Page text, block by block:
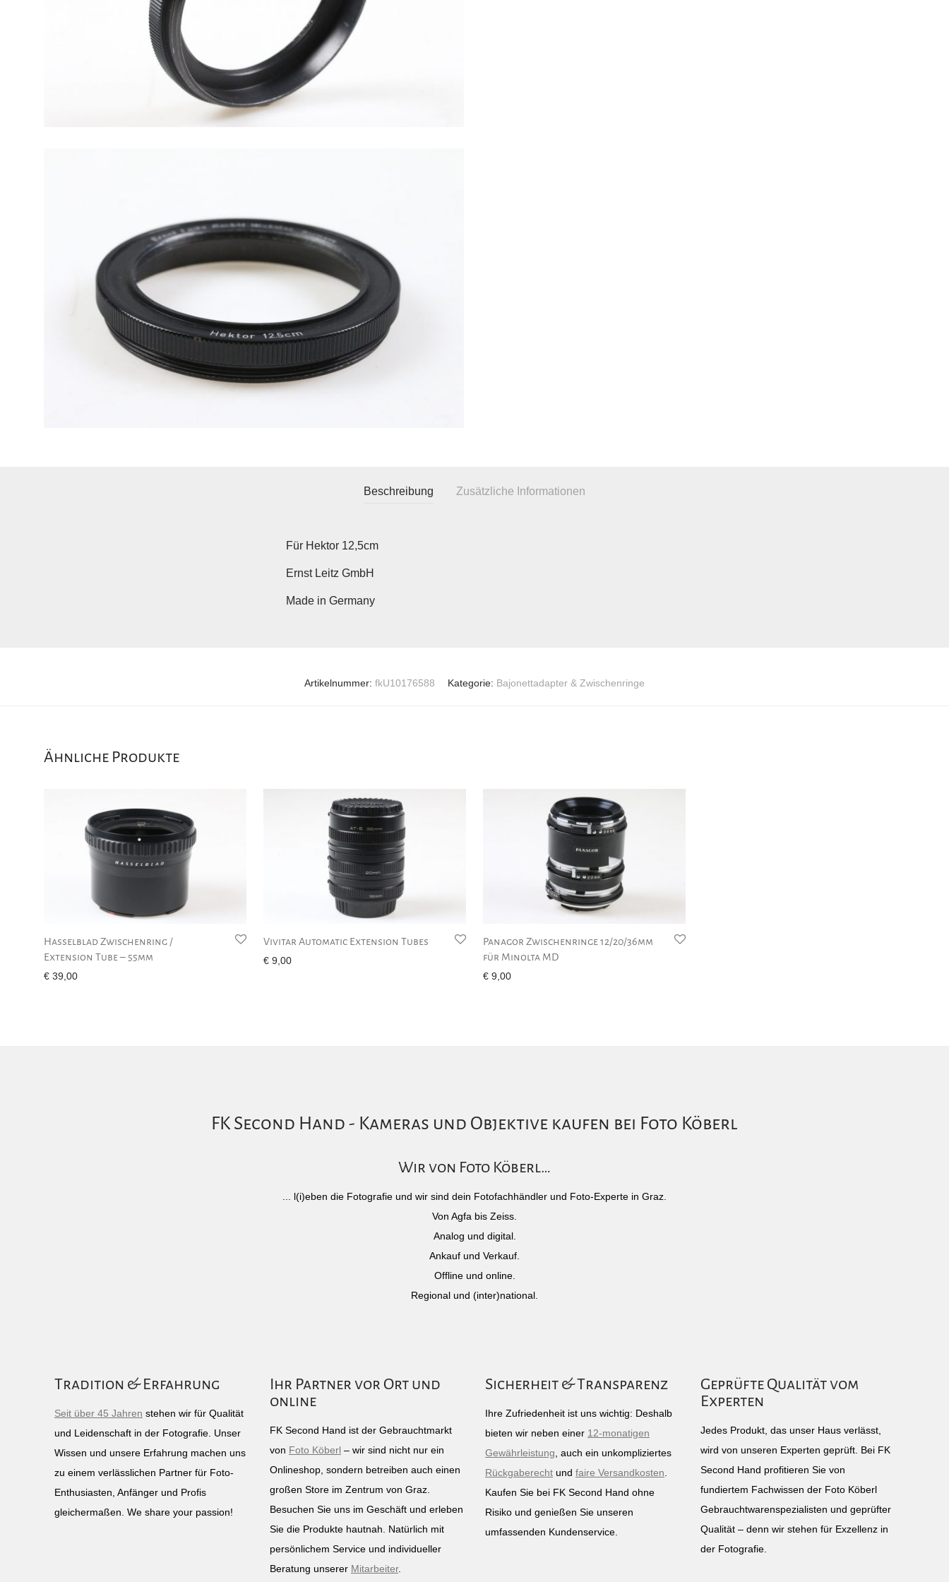
Beschreibung Zusätzliche Informationen
Für Hektor 12,5cm
Ernst Leitz GmbH
Made in Germany
Artikelnummer: fkU10176588 Kategorie: Bajonettadapter & Zwischenringe
Ähnliche Produkte
Hasselblad Zwischenring /
Extension Tube – 55mm
€ 39,00
Vivitar Automatic Extension Tubes
€ 9,00
Panagor Zwischenringe 12/20/36mm
für Minolta MD
€ 9,00
FK Second Hand - Kameras und Objektive kaufen bei Foto Köberl
Wir von Foto Köberl…
... l(i)eben die Fotografie und wir sind dein Fotofachhändler und Foto-Experte in Graz.
Von Agfa bis Zeiss.
Analog und digital.
Ankauf und Verkauf.
Offline und online.
Regional und (inter)national.
Tradition & Erfahrung
Seit über 45 Jahren stehen wir für Qualität
und Leidenschaft in der Fotografie. Unser
Wissen und unsere Erfahrung machen uns
zu einem verlässlichen Partner für Foto-
Enthusiasten, Anfänger und Profis
gleichermaßen. We share your passion!
Ihr Partner vor Ort und
online
FK Second Hand ist der Gebrauchtmarkt
von Foto Köberl – wir sind nicht nur ein
Onlineshop, sondern betreiben auch einen
großen Store im Zentrum von Graz.
Besuchen Sie uns im Geschäft und erleben
Sie die Produkte hautnah. Natürlich mit
persönlichem Service und individueller
Beratung unserer Mitarbeiter.
Sicherheit & Transparenz
Ihre Zufriedenheit ist uns wichtig: Deshalb
bieten wir neben einer 12-monatigen
Gewährleistung , auch ein unkompliziertes
Rückgaberecht und faire Versandkosten
Kaufen Sie bei FK Second Hand ohne
Risiko und genießen Sie unseren
umfassenden Kundenservice.
Geprüfte Qualität vom
Experten
Jedes Produkt, das unser Haus verlässt,
wird von unseren Experten geprüft. Bei FK
Second Hand profitieren Sie von
fundiertem Fachwissen der Foto Köberl
Gebrauchtwarenspezialisten und geprüfter
Qualität – denn wir stehen für Exzellenz in
der Fotografie.